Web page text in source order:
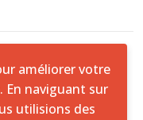
et
2022
améliorer votre
En naviguant sur
utilisions des